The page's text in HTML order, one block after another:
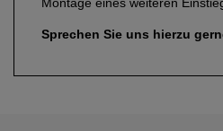
Sprechen Sie uns hierzu